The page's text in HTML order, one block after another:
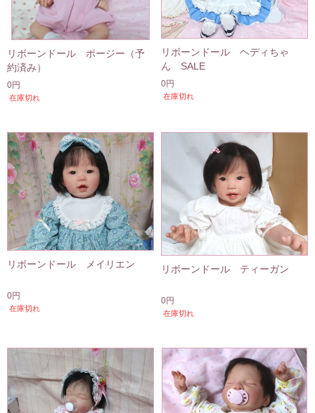
リボーンドール ポージー（予
約済み）
0円
在庫切れ
リボーンドール ヘディちゃ
ん SALE
0円
在庫切れ
リボーンドール メイリエン
0円
在庫切れ
リボーンドール ティーガン
0円
在庫切れ